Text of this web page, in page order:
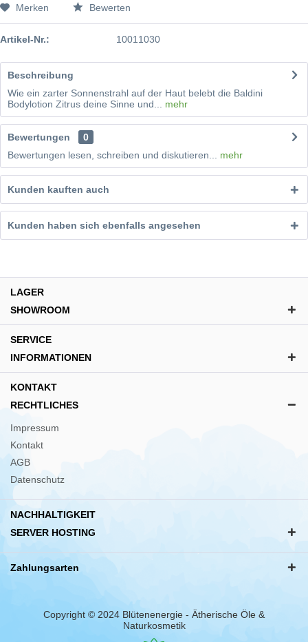
Merken Bewerten
Artikel-Nr.: 10011030
Beschreibung
Wie ein zarter Sonnenstrahl auf der Haut belebt die Baldini
Bodylotion Zitrus deine Sinne und... mehr
Bewertungen
0
Bewertungen lesen, schreiben und diskutieren... mehr
Kunden kauften auch
Kunden haben sich ebenfalls angesehen
LAGER
SHOWROOM
SERVICE
INFORMATIONEN
KONTAKT
RECHTLICHES
Impressum
Kontakt
AGB
Datenschutz
NACHHALTIGKEIT
SERVER HOSTING
Zahlungsarten
Copyright © 2024 Blütenenergie - Ätherische Öle &
Naturkosmetik